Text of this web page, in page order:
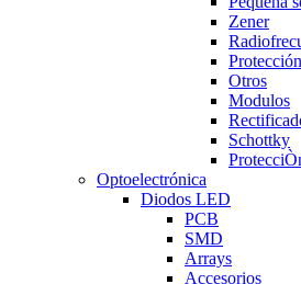
Zener
Protección
Otros
Modulos
Schottky
Optoelectrónica
Diodos LED
PCB
SMD
Arrays
Accesorios